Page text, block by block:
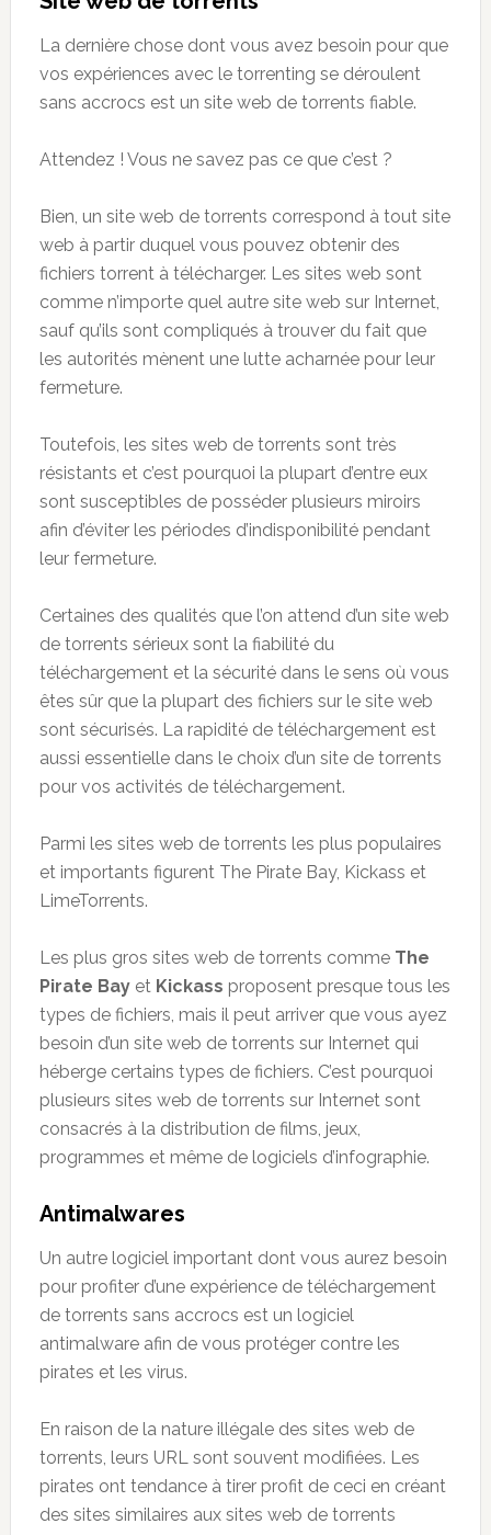
La dernière chose dont vous avez besoin pour que
vos expériences avec le torrenting se déroulent
sans accrocs est un site web de torrents fiable.
Attendez ! Vous ne savez pas ce que c’est ?
Bien, un site web de torrents correspond à tout site
web à partir duquel vous pouvez obtenir des
fichiers torrent à télécharger. Les sites web sont
comme n’importe quel autre site web sur Internet,
sauf qu’ils sont compliqués à trouver du fait que
les autorités mènent une lutte acharnée pour leur
fermeture.
Toutefois, les sites web de torrents sont très
résistants et c’est pourquoi la plupart d’entre eux
sont susceptibles de posséder plusieurs miroirs
afin d’éviter les périodes d’indisponibilité pendant
leur fermeture.
Certaines des qualités que l’on attend d’un site web
de torrents sérieux sont la fiabilité du
téléchargement et la sécurité dans le sens où vous
êtes sûr que la plupart des fichiers sur le site web
sont sécurisés. La rapidité de téléchargement est
aussi essentielle dans le choix d’un site de torrents
pour vos activités de téléchargement.
Parmi les sites web de torrents les plus populaires
et importants figurent The Pirate Bay, Kickass et
LimeTorrents.
Les plus gros sites web de torrents comme The
Pirate Bay et Kickass proposent presque tous les
types de fichiers, mais il peut arriver que vous ayez
besoin d’un site web de torrents sur Internet qui
héberge certains types de fichiers. C’est pourquoi
plusieurs sites web de torrents sur Internet sont
consacrés à la distribution de films, jeux,
programmes et même de logiciels d’infographie.
Antimalwares
Un autre logiciel important dont vous aurez besoin
pour profiter d’une expérience de téléchargement
de torrents sans accrocs est un logiciel
antimalware afin de vous protéger contre les
pirates et les virus.
En raison de la nature illégale des sites web de
torrents, leurs URL sont souvent modifiées. Les
pirates ont tendance à tirer profit de ceci en créant
des sites similaires aux sites web de torrents